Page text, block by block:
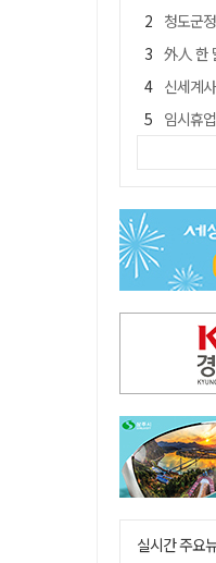
청도군정
外人 한 달 새
신세계사이먼
임시휴업 들어
이의준 전
전북 경찰 간
"상법개정해도 주
노태악 출장에
실시간 주요